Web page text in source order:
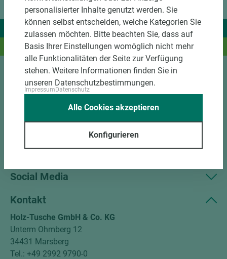
Wir liefern Ideen.
Und das passende Holz dazu.
Sortiment
Kundenservice
Social Media
Kontakt
Holz-Tusche GmbH & Co. KG
Unterm Ohmberg 12
34431 Marsberg
Tel.: +49 2992 9790-0
personalisierter Inhalte genutzt werden. Sie
können selbst entscheiden, welche Kategorien Sie
zulassen möchten. Bitte beachten Sie, dass auf
Basis Ihrer Einstellungen womöglich nicht mehr
alle Funktionalitäten der Seite zur Verfügung
stehen. Weitere Informationen finden Sie in
unseren Datenschutzbestimmungen.
ImpressumDatenschutz
Konfigurieren
Alle Cookies akzeptieren